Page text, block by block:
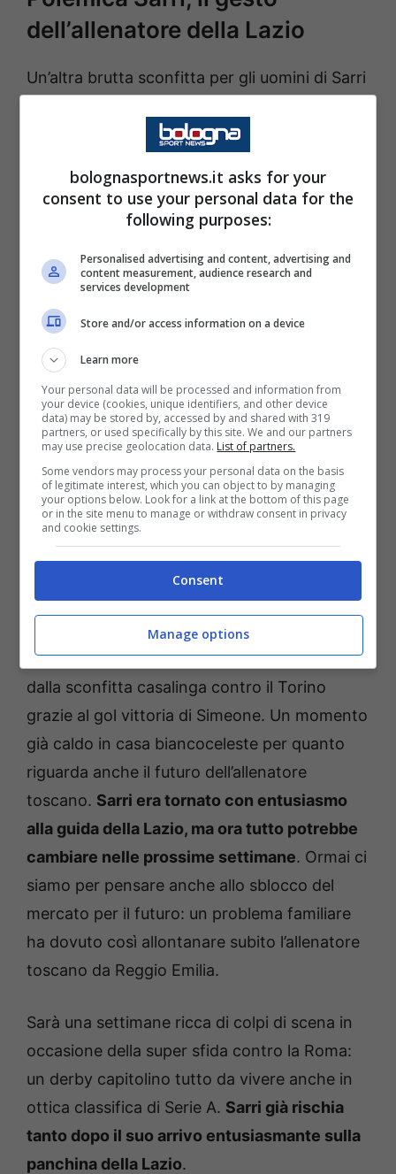
dell’allenatore della Lazio
Un’altra brutta sconfitta per gli uomini di Sarri
anche di Rovella e Castellanos. I due big
ottica Derby romano.
Come riportato pochi minuti fa, tiene banco
ancora una volta la polemica di Maurizio Sarri
che ha abbandonato improvvisamente il
rivelato: “Sarri è andato via per motivi
familiari”. In conferenza stampa si è
presentato il suo vice che ha parlato anche ai
microfoni di Sky e Dazn:un’altra sconfitta in
campionato dopo quella all’esordio contro il
Como.
Saranno ore decisive per tornare così subito
al lavoro a Formello per la settimana del
Derby della Capitale. Anche la Roma è reduce
dalla sconfitta casalinga contro il Torino
grazie al gol vittoria di Simeone. Un momento
già caldo in casa biancoceleste per quanto
riguarda anche il futuro dell’allenatore
toscano. Sarri era tornato con entusiasmo
alla guida della Lazio, ma ora tutto potrebbe
cambiare nelle prossime settimane. Ormai ci
siamo per pensare anche allo sblocco del
mercato per il futuro: un problema familiare
ha dovuto così allontanare subito l’allenatore
toscano da Reggio Emilia.
Sarà una settimane ricca di colpi di scena in
occasione della super sfida contro la Roma:
un derby capitolino tutto da vivere anche in
ottica classifica di Serie A. Sarri già rischia
tanto dopo il suo arrivo entusiasmante sulla
panchina della Lazio.
bolognasportnews.it asks for your
consent to use your personal data for the
following purposes:
Personalised advertising and content, advertising and
content measurement, audience research and
services development
Store and/or access information on a device
Learn more
Your personal data will be processed and information from
your device (cookies, unique identifiers, and other device
data) may be stored by, accessed by and shared with 319
partners, or used specifically by this site. We and our partners
may use precise geolocation data. List of partners.
Some vendors may process your personal data on the basis
of legitimate interest, which you can object to by managing
your options below. Look for a link at the bottom of this page
or in the site menu to manage or withdraw consent in privacy
and cookie settings.
Consent
Manage options